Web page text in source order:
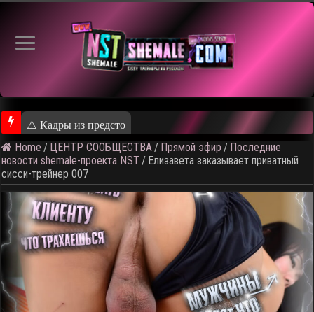
⚠️ Кадры из предстоящего ролика
Home / ЦЕНТР СООБЩЕСТВА / Прямой эфир / Последние
новости shemale-проекта NST / Елизавета заказывает приватный
сисси-трейнер 007